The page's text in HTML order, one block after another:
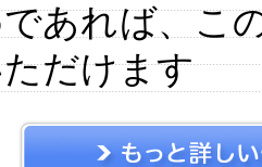
あれば、こ
だけます